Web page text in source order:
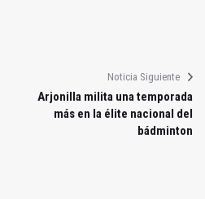
Noticia Siguiente
Arjonilla milita una temporada
más en la élite nacional del
bádminton